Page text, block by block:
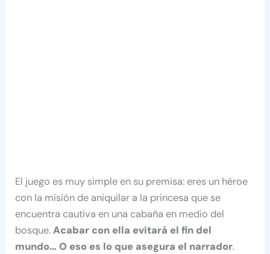
El juego es muy simple en su premisa: eres un héroe
con la misión de aniquilar a la princesa que se
encuentra cautiva en una cabaña en medio del
bosque.Acabar con ella evitará el fin del
mundo… O eso es lo que asegura el narrador.